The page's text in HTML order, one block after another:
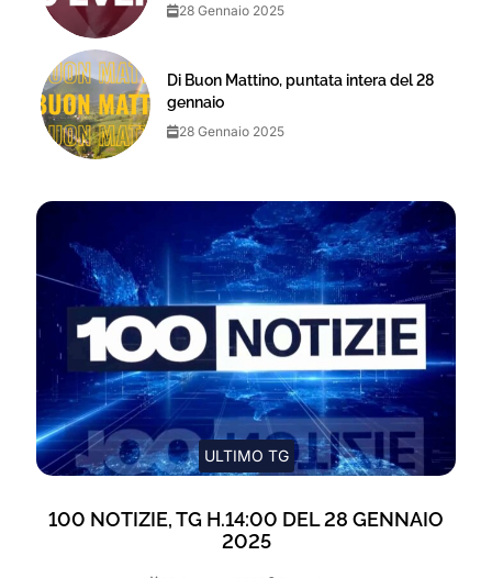
28 Gennaio 2025
Di Buon Mattino, puntata intera del 28
gennaio
28 Gennaio 2025
ULTIMO TG
100 NOTIZIE, TG H.14:00 DEL 28 GENNAIO
2025